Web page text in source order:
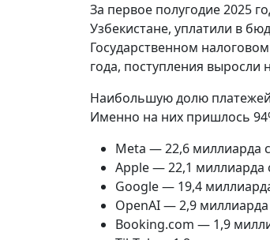
За первое полугодие 2025
Узбекистане, уплатили в
Государственном
года, поступления выросли
Наибольшую долю
Именно на них пришлось
Meta — 22,6 миллиарда
Apple — 22,1 миллиарда
Google — 19,4
OpenAI — 2,9
Booking.com — 1,9